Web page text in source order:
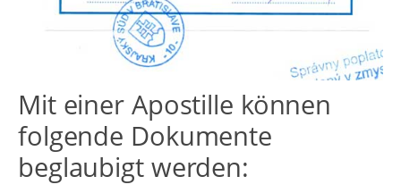
Mit einer Apostille können
folgende Dokumente
beglaubigt werden: